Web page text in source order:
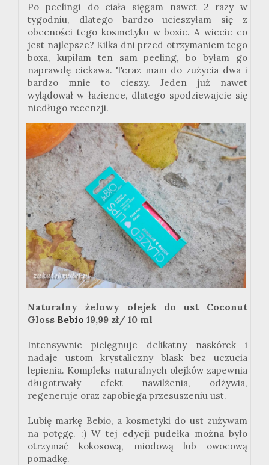
Po peelingi do ciała sięgam nawet 2 razy w
tygodniu, dlatego bardzo ucieszyłam się z
obecności tego kosmetyku w boxie. A wiecie co
jest najlepsze? Kilka dni przed otrzymaniem tego
boxa, kupiłam ten sam peeling, bo byłam go
naprawdę ciekawa. Teraz mam do zużycia dwa i
bardzo mnie to cieszy. Jeden już nawet
wylądował w łazience, dlatego spodziewajcie się
niedługo recenzji.
Naturalny żelowy olejek do ust Coconut
Gloss Bebio 19,99 zł/ 10 ml
Intensywnie pielęgnuje delikatny naskórek i
nadaje ustom krystaliczny blask bez uczucia
lepienia. Kompleks naturalnych olejków zapewnia
długotrwały efekt nawilżenia, odżywia,
regeneruje oraz zapobiega przesuszeniu ust.
Lubię markę Bebio, a kosmetyki do ust zużywam
na potęgę. :) W tej edycji pudełka można było
otrzymać kokosową, miodową lub owocową
pomadkę.